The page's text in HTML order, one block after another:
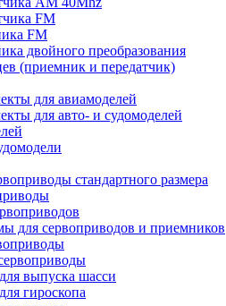
FM
FM
двойного преобразования
(приемник и передатчик)
для авиамоделей
для авто- и судомоделей
стандартного размера
для сервоприводов и приемников
выпуска шасси
гироскопа